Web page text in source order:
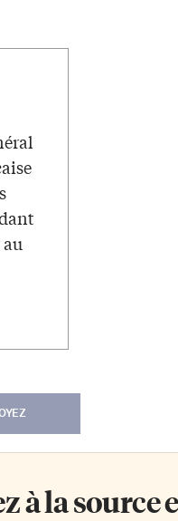
à la source